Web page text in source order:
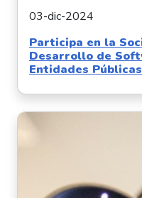
03-dic-2024
Participa en la
Desarrollo de
Entidades Públicas